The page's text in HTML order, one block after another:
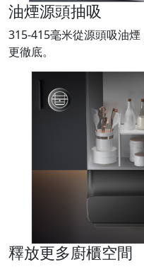
油煙源頭抽吸
315-415毫米從源頭吸油
更徹底。
釋放更多廚櫃空間